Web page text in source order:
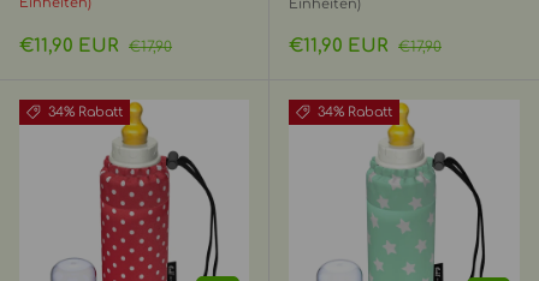
Verkaufspreis
€11,90 EUR Normaler Preis
€17,90
Einheiten)
Verkaufspreis
€11,90 EUR Normaler Preis
€17,90
34% Rabatt 34% Rabatt